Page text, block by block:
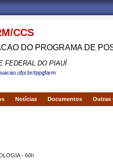
CCS
DO PROGRAMA DE
FEDERAL DO PIAUÍ
ppgfarm
Notícias Documentos Outras
- 60h